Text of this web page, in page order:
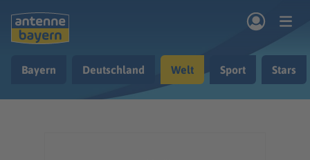
Nachrichten
Bayern Deutschland Welt Sport Stars